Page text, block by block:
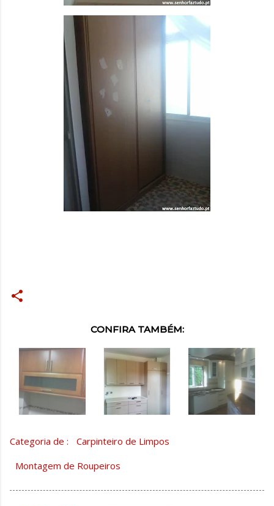
CONFIRA TAMBÉM:
Categoria de :
Carpinteiro de Limpos
Montagem de Roupeiros